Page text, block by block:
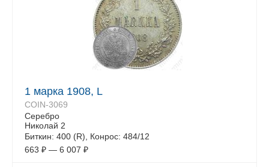
1 марка 1908, L
COIN-3069
Серебро
Николай 2
Биткин: 400 (R), Конрос: 484/12
663 ₽ — 6 007 ₽